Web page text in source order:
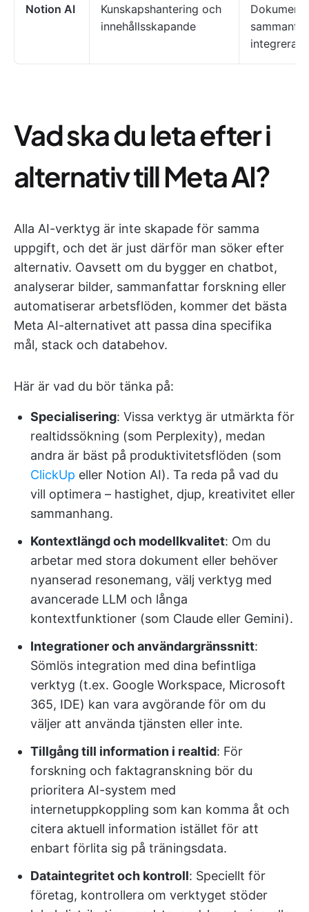
Notion AI
Kunskapshantering och
innehållsskapande
integrerad
Vad ska du leta efter i
alternativ till Meta AI?
Alla AI-verktyg är inte skapade för samma
uppgift, och det är just därför man söker efter
alternativ. Oavsett om du bygger en chatbot,
analyserar bilder, sammanfattar forskning eller
automatiserar arbetsflöden, kommer det bästa
Meta AI-alternativet att passa dina specifika
mål, stack och databehov.
Här är vad du bör tänka på:
Specialisering: Vissa verktyg är utmärkta för
realtidssökning (som Perplexity), medan
andra är bäst på produktivitetsflöden (som
ClickUp eller Notion AI). Ta reda på vad du
vill optimera – hastighet, djup, kreativitet eller
sammanhang.
Kontextlängd och modellkvalitet: Om du
arbetar med stora dokument eller behöver
nyanserad resonemang, välj verktyg med
avancerade LLM och långa
kontextfunktioner (som Claude eller Gemini).
Integrationer och användargränssnitt:
Sömlös integration med dina befintliga
verktyg (t.ex. Google Workspace, Microsoft
365, IDE) kan vara avgörande för om du
väljer att använda tjänsten eller inte.
Tillgång till information i realtid: För
forskning och faktagranskning bör du
prioritera AI-system med
internetuppkoppling som kan komma åt och
citera aktuell information istället för att
enbart förlita sig på träningsdata.
Dataintegritet och kontroll: Speciellt för
företag, kontrollera om verktyget stöder